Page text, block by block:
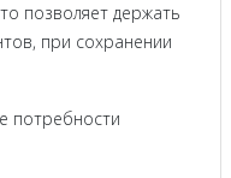
позволяет держать
при сохранении
потребности